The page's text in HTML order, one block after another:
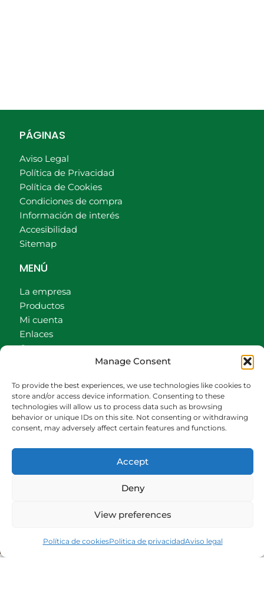
Manage Consent
To provide the best experiences, we use technologies like cookies to
store and/or access device information. Consenting to these
technologies will allow us to process data such as browsing
behavior or unique IDs on this site. Not consenting or withdrawing
consent, may adversely affect certain features and functions.
Accept
Deny
View preferences
Política de cookiesPolitica de privacidadAviso legal
PÁGINAS
Aviso Legal
Política de Privacidad
Política de Cookies
Condiciones de compra
Información de interés
Accesibilidad
Sitemap
MENÚ
La empresa
Productos
Mi cuenta
Enlaces
Contacto
CONTACTO
942540013
comercial@bediaycabarga.com
De lunes a viernes de 8:30 a 13:00 y de 15:00 a
Webmaster:Nuética Informática